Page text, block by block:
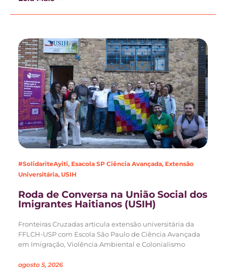
#SolidariteAyiti, Esacola SP Ciência Avançada, Extensão
Universitária, USIH
Roda de Conversa na União Social dos
Imigrantes Haitianos (USIH)
Fronteiras Cruzadas articula extensão universitária da
FFLCH-USP com Escola São Paulo de Ciência Avançada
em Imigração, Violência Ambiental e Colonialismo
agosto 5, 2026